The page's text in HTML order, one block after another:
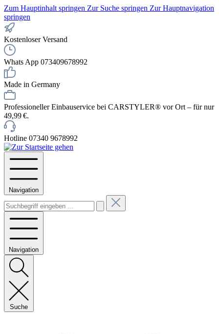
Zum Hauptinhalt springen Zur Suche springen Zur Hauptnavigation
springen
Kostenloser Versand
Whats App 073409678992
Made in Germany
Professioneller Einbauservice bei CARSTYLER® vor Ort – für nur
49,99 €.
Hotline 07340 9678992
Navigation
Navigation
Suche